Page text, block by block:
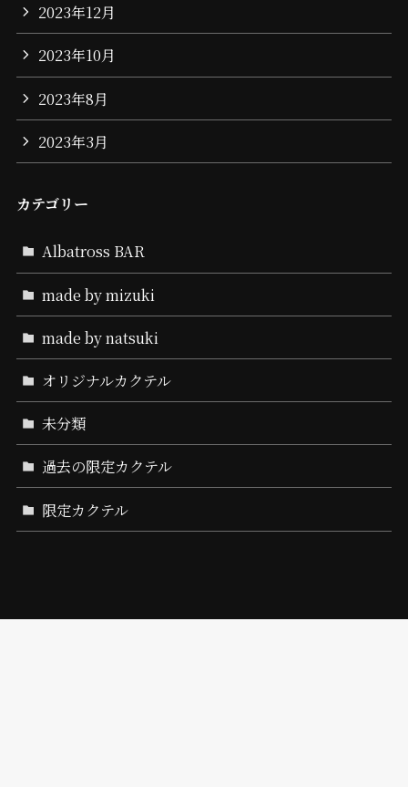
2023年12月
2023年10月
2023年8月
2023年3月
カテゴリー
Albatross BAR
made by mizuki
made by natsuki
オリジナルカクテル
未分類
過去の限定カクテル
限定カクテル